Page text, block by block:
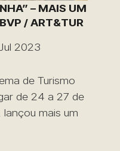
– MAIS UM
/ ART&TUR
2023
de Turismo
de 24 a 27 de
mais um